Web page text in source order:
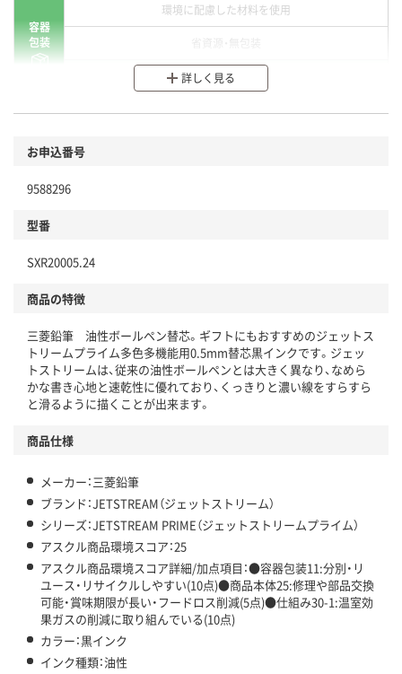
容器
包装
環境に配慮した材料を使用
分別・リサイクルしやすい設計
本体
仕組
この商品の環境配慮ポイントです。下記商品詳細「
アスクル商品環境スコア詳細／加点項目
」で確認できます。
詳しく見る
お申込番号
9588296
型番
SXR20005.24
商品の特徴
三菱鉛筆 油性ボールペン替芯。ギフトにもおすすめのジェットス
トリームプライム多色多機能用0.5mm替芯黒インクです。ジェッ
トストリームは、従来の油性ボールペンとは大きく異なり、なめら
かな書き心地と速乾性に優れており、くっきりと濃い線をすらすら
と滑るように描くことが出来ます。
商品仕様
メーカー：三菱鉛筆
ブランド：JETSTREAM（ジェットストリーム）
シリーズ：JETSTREAM PRIME（ジェットストリームプライム）
アスクル商品環境スコア：25
アスクル商品環境スコア詳細/加点項目：●容器包装11:分別・リ
ユース・リサイクルしやすい(10点)●商品本体25:修理や部品交換
可能・賞味期限が長い・フードロス削減(5点)●仕組み30-1:温室効
果ガスの削減に取り組んでいる(10点)
カラー：黒インク
インク種類：油性